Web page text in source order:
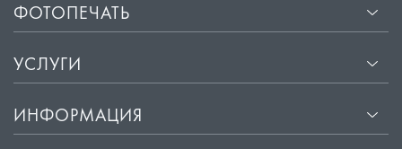
ФОТОПЕЧАТЬ
УСЛУГИ
ИНФОРМАЦИЯ